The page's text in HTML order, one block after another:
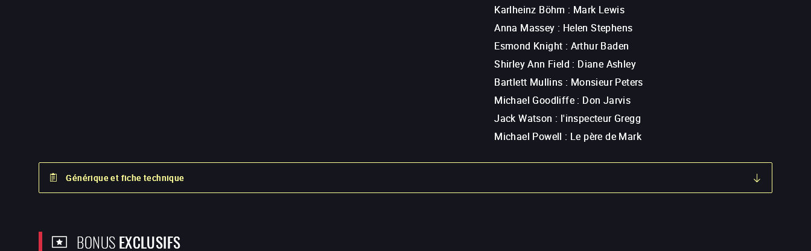
Karlheinz Böhm : Mark Lewis
Anna Massey : Helen Stephens
Esmond Knight : Arthur Baden
Shirley Ann Field : Diane Ashley
Bartlett Mullins : Monsieur Peters
Michael Goodliffe : Don Jarvis
Jack Watson : l'inspecteur Gregg
Michael Powell : Le père de Mark
Générique et fiche technique
BONUSEXCLUSIFS